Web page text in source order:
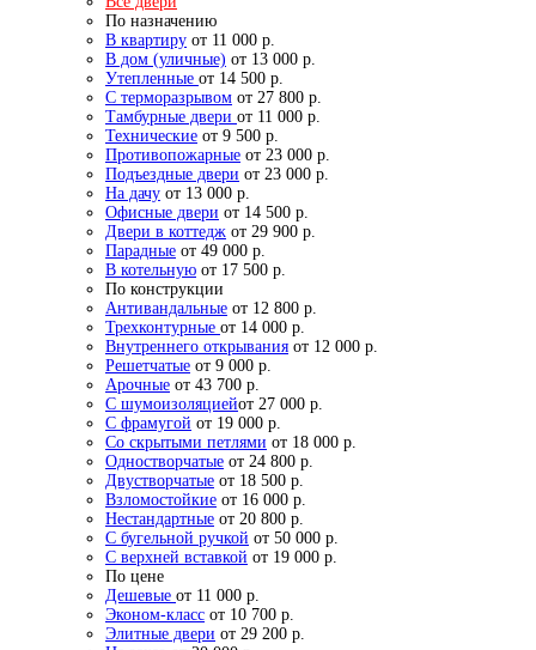
По назначению
В квартиру от 11 000 р.
В дом (уличные) от 13 000 р.
Утепленные от 14 500 р.
С терморазрывом от 27 800 р.
Тамбурные двери от 11 000 р.
Технические от 9 500 р.
Противопожарные от 23 000 р.
Подъездные двери от 23 000 р.
На дачу от 13 000 р.
Офисные двери от 14 500 р.
Двери в коттедж от 29 900 р.
Парадные от 49 000 р.
В котельную от 17 500 р.
По конструкции
Антивандальные от 12 800 р.
Трехконтурные от 14 000 р.
Внутреннего открывания от 12 000 р.
Решетчатые от 9 000 р.
Арочные от 43 700 р.
С шумоизоляциейот 27 000 р.
С фрамугой от 19 000 р.
Со скрытыми петлями от 18 000 р.
Одностворчатые от 24 800 р.
Двустворчатые от 18 500 р.
Взломостойкие от 16 000 р.
Нестандартные от 20 800 р.
С бугельной ручкой от 50 000 р.
С верхней вставкой от 19 000 р.
По цене
Дешевые от 11 000 р.
Эконом-класс от 10 700 р.
Элитные двери от 29 200 р.